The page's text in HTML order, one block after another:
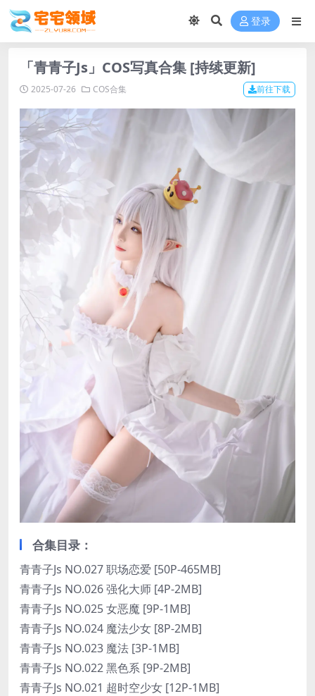
登录
「青青子Js」COS写真合集 [持续更新]
2025-07-26 COS合集 前往下载
合集目录：
青青子Js NO.027 职场恋爱 [50P-465MB]
青青子Js NO.026 强化大师 [4P-2MB]
青青子Js NO.025 女恶魔 [9P-1MB]
青青子Js NO.024 魔法少女 [8P-2MB]
青青子Js NO.023 魔法 [3P-1MB]
青青子Js NO.022 黑色系 [9P-2MB]
青青子Js NO.021 超时空少女 [12P-1MB]